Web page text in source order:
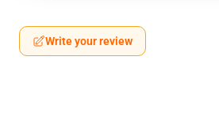
Write your review